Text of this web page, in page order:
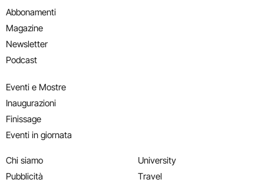
Abbonamenti
Magazine
Newsletter
Podcast
Eventi e Mostre
Inaugurazioni
Finissage
Eventi in giornata
Chi siamo
Pubblicità
University
Travel